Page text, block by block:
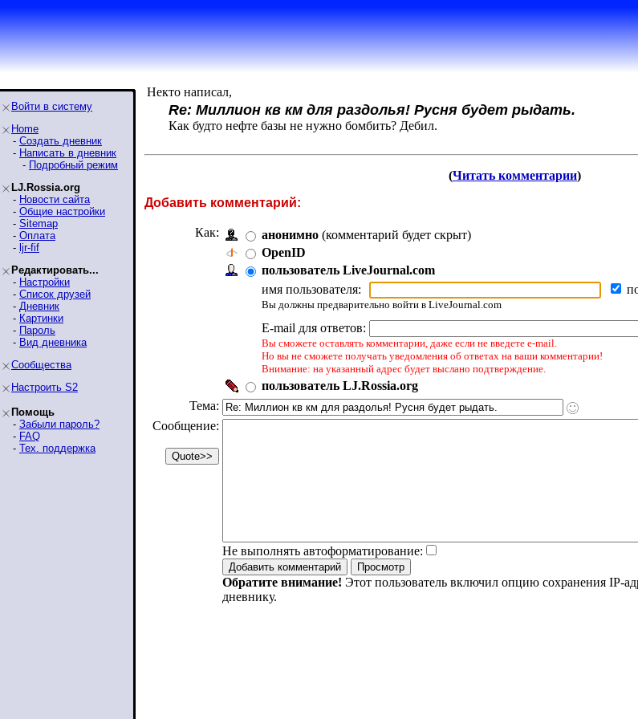
Войти в систему
Home
- Создать дневник
- Написать в дневник
- Подробный режим
LJ.Rossia.org
- Новости сайта
- Общие настройки
- Sitemap
- Оплата
- ljr-fif
Редактировать...
- Настройки
- Список друзей
- Дневник
- Картинки
- Пароль
- Вид дневника
Сообщества
Настроить S2
Помощь
- Забыли пароль?
- FAQ
- Тех. поддержка
Некто написал,
Re: Миллион кв км для раздолья! Русня будет рыдать.
Как будто нефте базы не нужно бомбить? Дебил.
(Читать комментарии)
Добавить комментарий:
Как: анонимно (комментарий будет скрыт)
OpenID
пользователь LiveJournal.com
имя пользователя:
Вы должны предварительно войти в LiveJournal.com
E-mail для ответов:
Вы сможете оставлять комментарии, даже если не введете e-mail.
Но вы не сможете получать уведомления об ответах на ваши комментарии!
Внимание: на указанный адрес будет выслано подтверждение.
пользователь LJ.Rossia.org
Тема:
Сообщение:
Не выполнять автоформатирование:
Обратите внимание! Этот пользователь включил опцию сохранения IP-
дневнику.